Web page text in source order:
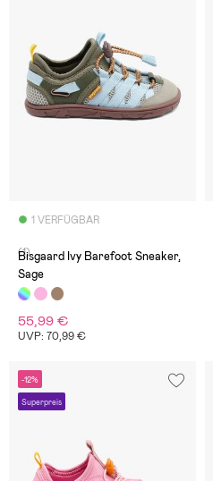
1 VERFÜGBAR
(1)
Bisgaard Ivy Barefoot Sneaker,
Sage
55,99 €
UVP: 70,99 €
-12%
Superpreis